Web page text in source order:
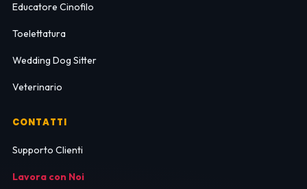
Educatore Cinofilo
Toelettatura
Wedding Dog Sitter
Veterinario
CONTATTI
Supporto Clienti
Lavora con Noi